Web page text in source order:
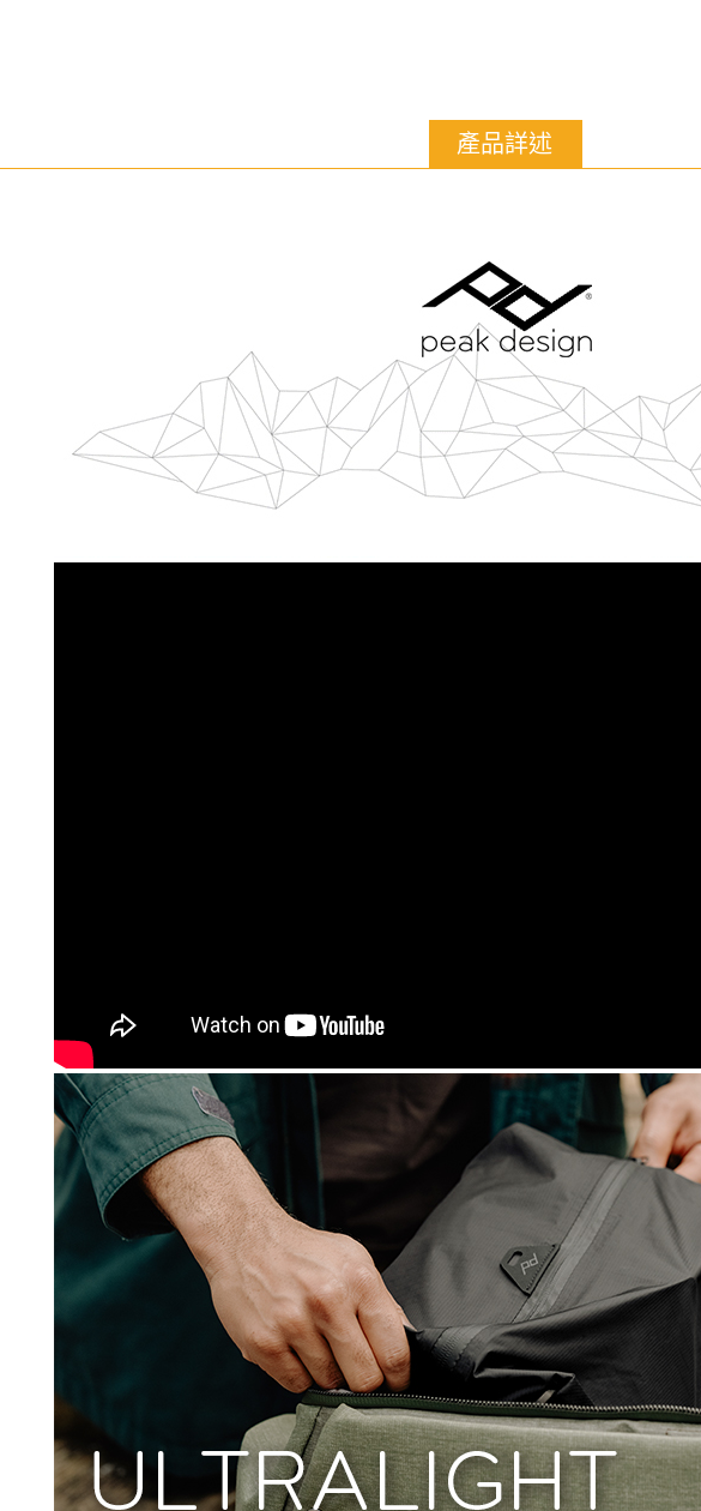
產品詳述